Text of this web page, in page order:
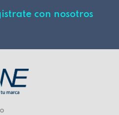
con nosotros